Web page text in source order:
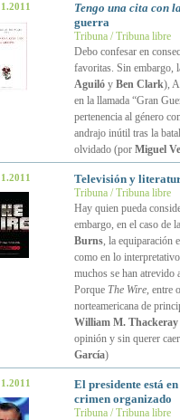
Tengo una cita con
guerra
Tribuna / Tribuna libre
Debo confesar en
favoritas. Sin embargo,
Aguilóy Ben Clark),
en la llamada “Gran
pertenencia al género
andrajo inútil tras la
olvidado (por Miguel
Televisión y
Tribuna / Tribuna libre
Hay quien pueda
embargo, en el caso de
Burns, la equiparación
como en lo
muchos se han atrevido
Porque The Wire, entre
norteamericana de
William M. Thackeray
opinión y sin querer
García)
El presidente está
crimen organizado
Tribuna / Tribuna libre